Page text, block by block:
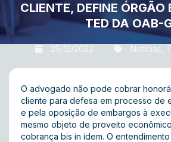
CLIENTE, DEFINE ÓRGÃO
TED DA OAB-
25/12/2022 Notícias
O advogado não pode cobrar
cliente para defesa em processo de
e pela oposição de embargos à
mesmo objeto de proveito
cobrança bis in idem. O